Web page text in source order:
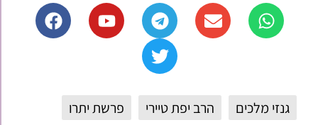
גנזי מלכים הרב יפת טיירי פרשת יתרו